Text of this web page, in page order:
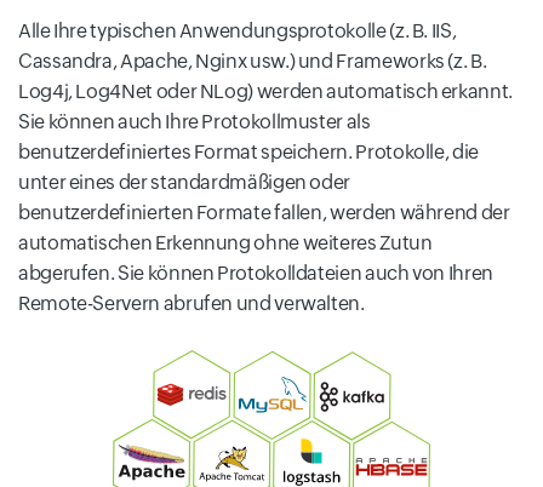
Alle Ihre typischen Anwendungsprotokolle (z. B. IIS,
Cassandra, Apache, Nginx usw.) und Frameworks (z. B.
Log4j, Log4Net oder NLog) werden automatisch erkannt.
Sie können auch Ihre Protokollmuster als
benutzerdefiniertes Format speichern. Protokolle, die
unter eines der standardmäßigen oder
benutzerdefinierten Formate fallen, werden während der
automatischen Erkennung ohne weiteres Zutun
abgerufen. Sie können Protokolldateien auch von Ihren
Remote-Servern abrufen und verwalten.